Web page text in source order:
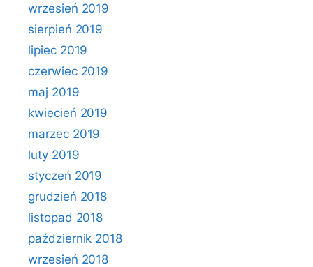
wrzesień 2019
sierpień 2019
lipiec 2019
czerwiec 2019
maj 2019
kwiecień 2019
marzec 2019
luty 2019
styczeń 2019
grudzień 2018
listopad 2018
październik 2018
wrzesień 2018